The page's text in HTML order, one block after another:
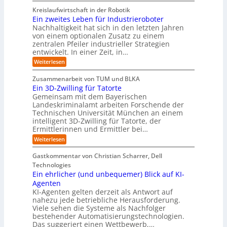
c
k
s
e
h
n
t
s
y
s
t
m
v
n
F
o
r
m
w
a
y
b
e
i
r
g
n
ü
b
e
r
n
h
t
-
e
u
r
o
p
i
s
h
e
n
R
r
w
e
i
t
e
t
A
u
s
t
e
l
l
u
n
g
s
f
ä
c
h
l
A
I
i
n
S
P
:
W
i
e
s
a
u
b
e
r
e
D
a
e
n
K
I
P
r
o
j
e
e
n
d
A
-
R
e
p
o
t
:
S
i
n
k
e
n
d
e
C
y
e
r
r
i
s
Kreislaufwirtschaft in der Robotik
Ein zweites Leben für Industrieroboter
Nachhaltigkeit hat sich in den letzten Jahren
von einem optionalen Zusatz zu einem
zentralen Pfeiler industrieller Strategien
entwickelt. In einer Zeit, in…
Weiterlesen:
E
n
z
w
e
i
t
e
s
L
e
b
e
n
f
r
I
n
d
u
s
Zusammenarbeit von TUM und BLKA
Ein 3D-Zwilling für Tatorte
Gemeinsam mit dem Bayerischen
Landeskriminalamt arbeiten Forschende der
Technischen Universität München an einem
intelligent 3D-Zwilling für Tatorte, der
Ermittlerinnen und Ermittler bei…
Weiterlesen:
E
n
3
D
w
i
l
l
i
Gastkommentar von Christian Scharrer, Dell
Technologies
Ein ehrlicher (und unbequemer) Blick auf KI-
Agenten
KI-Agenten gelten derzeit als Antwort auf
nahezu jede betriebliche Herausforderung.
Viele sehen die Systeme als Nachfolger
bestehender Automatisierungstechnologien.
Das suggeriert einen Wettbewerb,…